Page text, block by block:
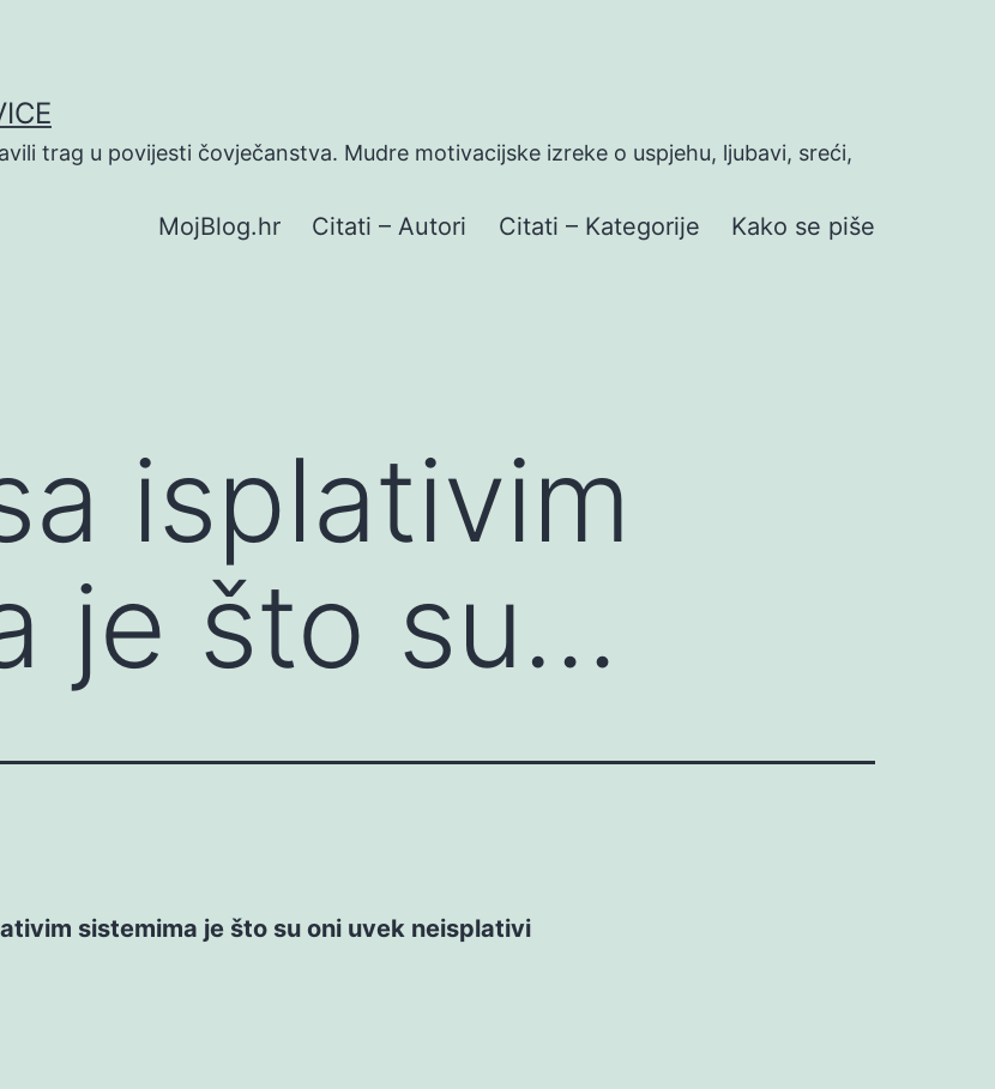
trag u povijesti čovječanstva. Mudre motivacijske izreke o uspjehu, ljubavi, sreći,
MojBlog.hr Citati – Autori Citati – Kategorije Kako se piše
isplativim
je što su…
sistemima je što su oni uvek neisplativi